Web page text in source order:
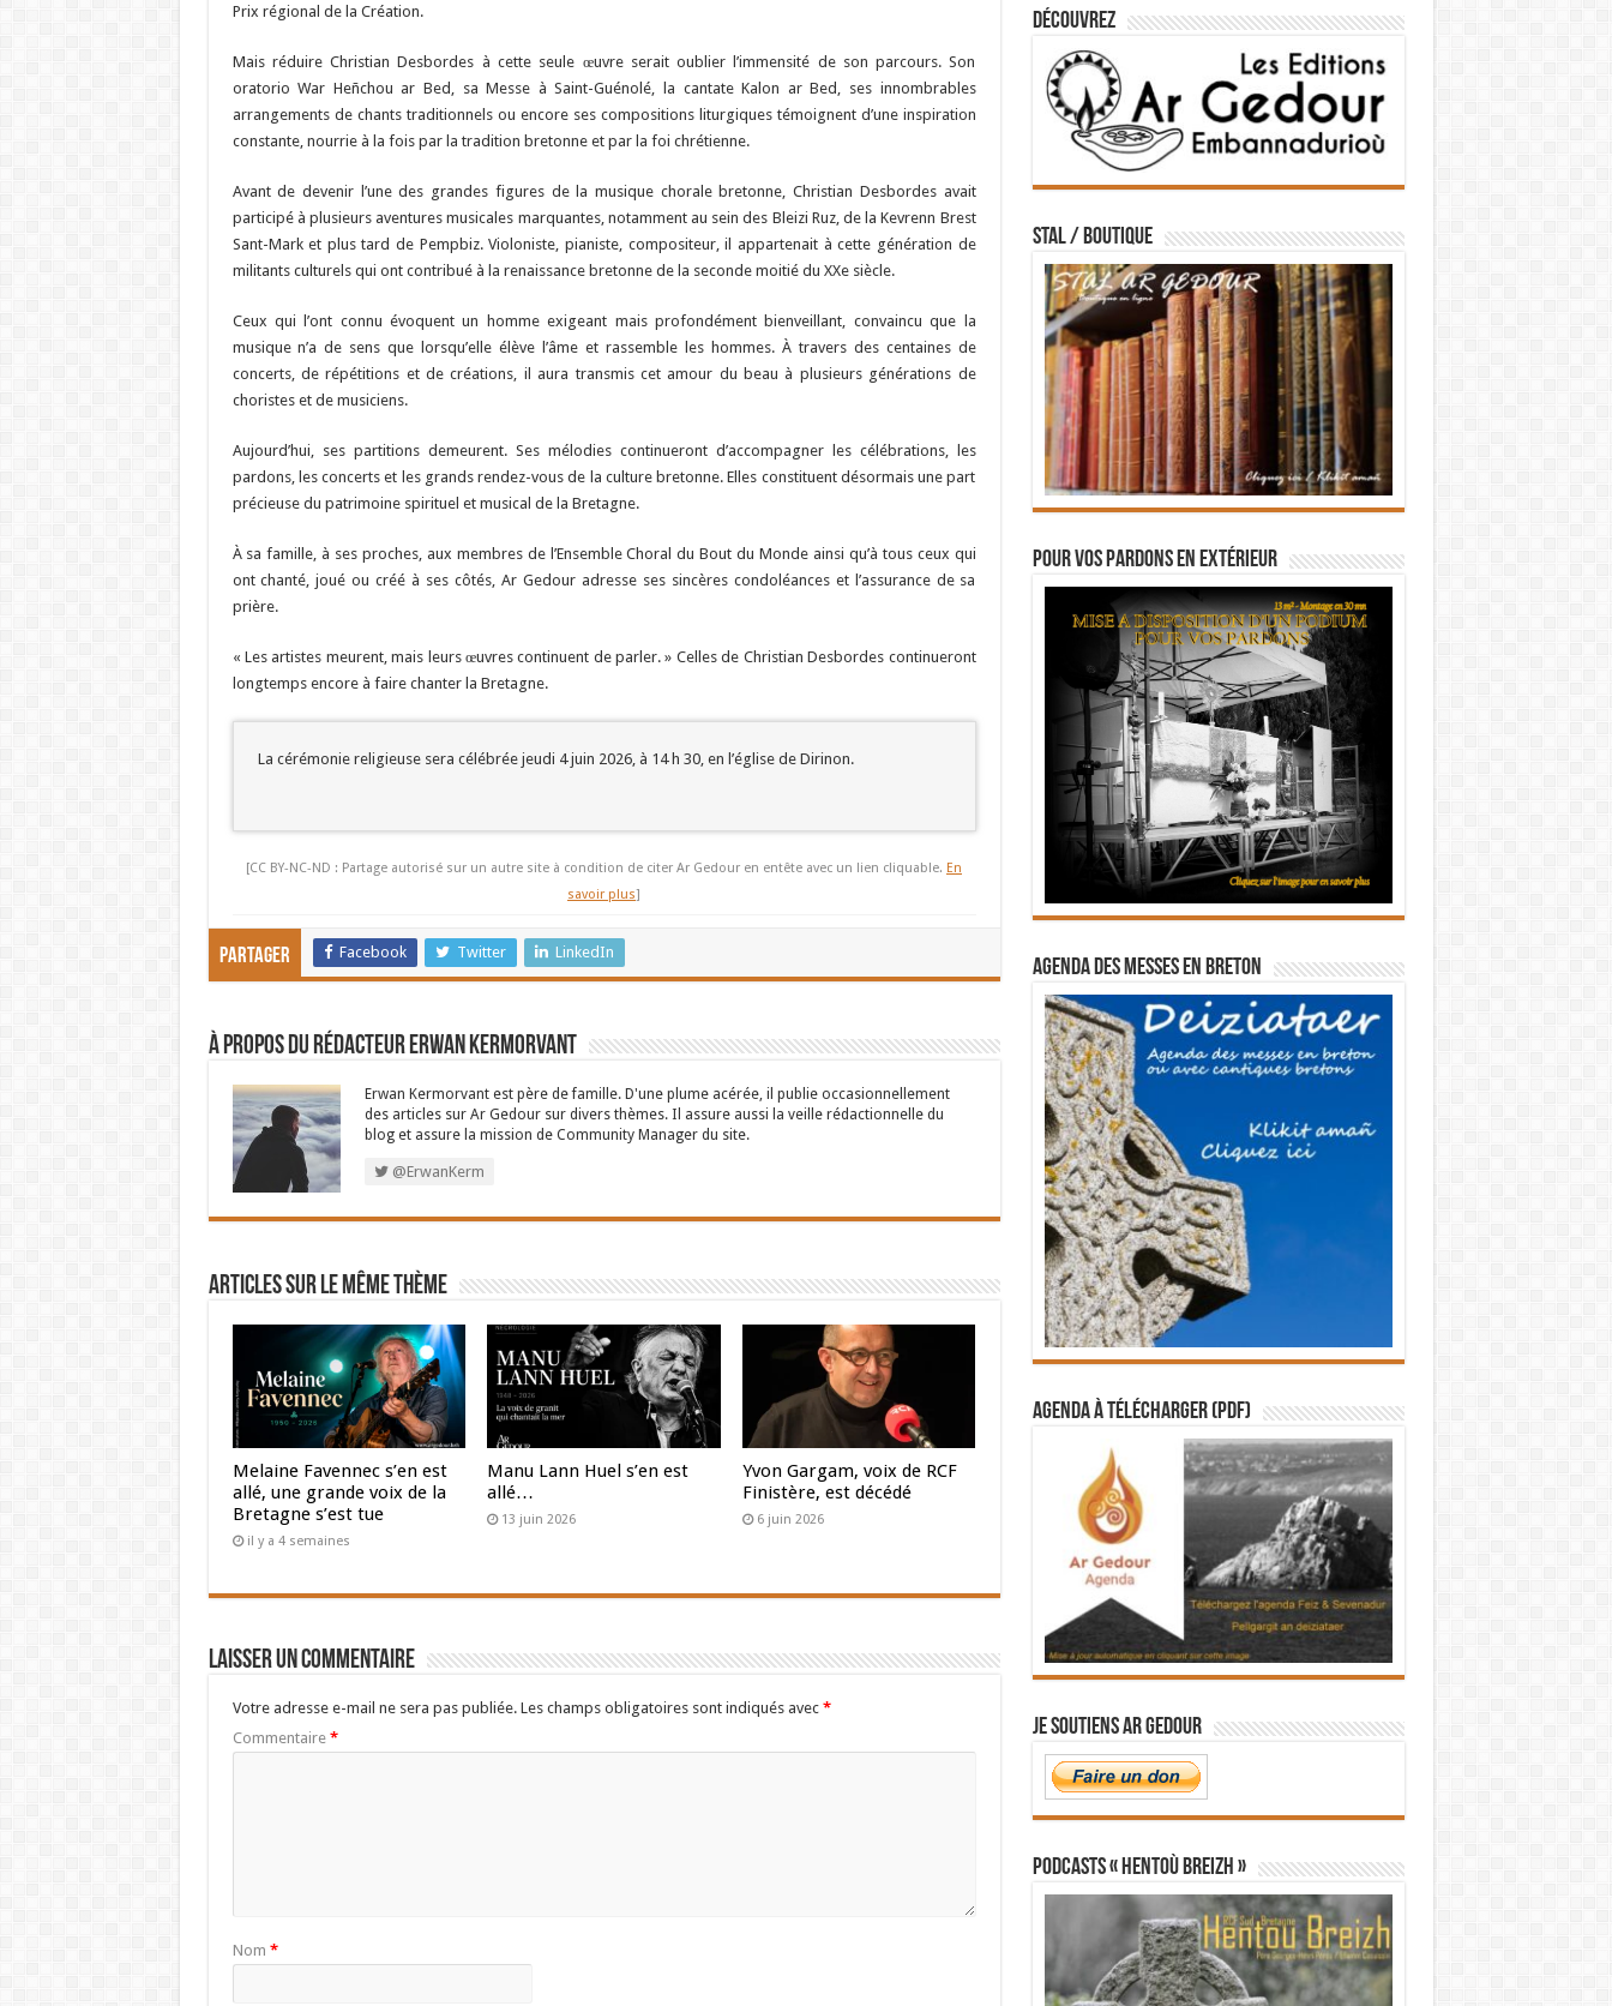
Prix régional de la Création.
Mais réduire Christian Desbordes à cette seule œuvre serait oublier l’immensité de son parcours. Son
oratorio War Heñchou ar Bed, sa Messe à Saint-Guénolé, la cantate Kalon ar Bed, ses innombrables
arrangements de chants traditionnels ou encore ses compositions liturgiques témoignent d’une inspiration
constante, nourrie à la fois par la tradition bretonne et par la foi chrétienne.
Avant de devenir l’une des grandes figures de la musique chorale bretonne, Christian Desbordes avait
participé à plusieurs aventures musicales marquantes, notamment au sein des Bleizi Ruz, de la Kevrenn Brest
Sant-Mark et plus tard de Pempbiz. Violoniste, pianiste, compositeur, il appartenait à cette génération de
militants culturels qui ont contribué à la renaissance bretonne de la seconde moitié du XXe siècle.
Ceux qui l’ont connu évoquent un homme exigeant mais profondément bienveillant, convaincu que la
musique n’a de sens que lorsqu’elle élève l’âme et rassemble les hommes. À travers des centaines de
concerts, de répétitions et de créations, il aura transmis cet amour du beau à plusieurs générations de
choristes et de musiciens.
Aujourd’hui, ses partitions demeurent. Ses mélodies continueront d’accompagner les célébrations, les
pardons, les concerts et les grands rendez-vous de la culture bretonne. Elles constituent désormais une part
précieuse du patrimoine spirituel et musical de la Bretagne.
À sa famille, à ses proches, aux membres de l’Ensemble Choral du Bout du Monde ainsi qu’à tous ceux qui
ont chanté, joué ou créé à ses côtés, Ar Gedour adresse ses sincères condoléances et l’assurance de sa
prière.
« Les artistes meurent, mais leurs œuvres continuent de parler. » Celles de Christian Desbordes continueront
longtemps encore à faire chanter la Bretagne.
La cérémonie religieuse sera célébrée jeudi 4 juin 2026, à 14 h 30, en l’église de Dirinon.
[CC BY-NC-ND : Partage autorisé sur un autre site à condition de citer Ar Gedour en entête avec un lien cliquable. En
savoir plus]
Partager Facebook Twitter LinkedIn
À propos du rédacteur Erwan Kermorvant
Erwan Kermorvant est père de famille. D'une plume acérée, il publie occasionnellement
des articles sur Ar Gedour sur divers thèmes. Il assure aussi la veille rédactionnelle du
blog et assure la mission de Community Manager du site.
@ErwanKerm
Articles sur le même thème
Melaine Favennec s’en est
allé, une grande voix de la
Bretagne s’est tue
il y a 4 semaines
Manu Lann Huel s’en est
allé…
13 juin 2026
Yvon Gargam, voix de RCF
Finistère, est décédé
6 juin 2026
Laisser un commentaire
Votre adresse e-mail ne sera pas publiée. Les champs obligatoires sont indiqués avec *
Commentaire *
Nom *
Découvrez
STAL / BOUTIQUE
Pour vos pardons en extérieur
Agenda des messes en breton
Agenda à télécharger (PDF)
Je soutiens Ar Gedour
PODCASTS « Hentoù Breizh »